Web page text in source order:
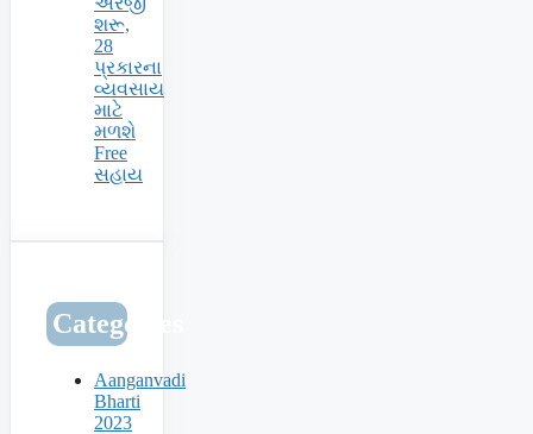
શરૂ,
28
પ્રકારના
વ્યવસાય
માટે
મળશે
Free
સહાય
Categories
Aanganvadi
Bharti
2023